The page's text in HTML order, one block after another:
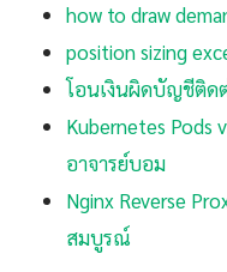
how to draw
position sizing
โอนเงินผิดบัญชีติด
Kubernetes Pods
อาจารย์บอม
Nginx Reverse
สมบูรณ์